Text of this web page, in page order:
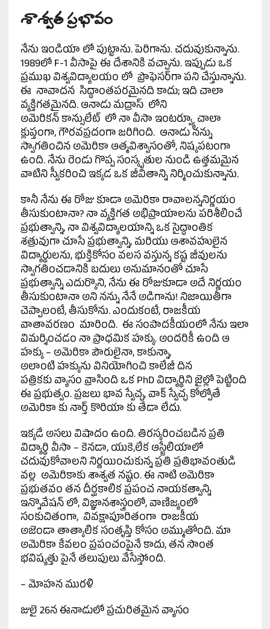
శాశ్వత ప్రభావం
నేను ఇండియా లో పుట్టాను. పెరిగాను. చదువుకున్నాను.
1989లో F-1 వీసాపై ఈ దేశానికి వచ్చాను. ఇప్పుడు ఒక
ప్రముఖ విశ్వవిద్యాలయం లో ప్రొఫెసర్‌గా పని చేస్తున్నాను.
ఈ నావాదన సిద్ధాంతపరమైనది కాదు; ఇది చాలా
వ్యక్తిగతమైనది. ఆనాడు మద్రాస్ లోని
అమెరికన్ కాన్సులేట్ లో నా వీసా ఇంటర్వ్యూ చాలా
క్లుప్తంగా, గౌరవప్రదంగా జరిగింది. ఆనాడు నన్ను
స్వాగతించిన అమెరికా ఆత్మవిశ్వాసంతో, నిష్కపటంగా
ఉంది. నేను రెండు గొప్ప సంస్కృతుల నుండి ఉత్తమమైన
వాటిని స్వీకరించి ఇక్కడ ఒక జీవితాన్ని నిర్మించుకున్నాను.
కానీ నేను ఈ రోజు కూడా అమెరికా రావాలన్ననిర్ణయం
తీసుకుంటానా? నా వ్యక్తిగత అభిప్రాయాలను పరిశీలించే
ప్రభుత్వాన్ని, నా విశ్వవిద్యాలయాన్ని ఒక సైద్ధాంతిక
శత్రువుగా చూసే ప్రభుత్వాన్ని, మరియు ఆశావహులైన
విద్యార్థులను, భుక్తికోసం వలస వస్తున్న కష్ట జీవులను
స్వాగతించడానికి బదులు అనుమానంతో చూసే
ప్రభుత్వాన్ని ఎదుర్కొని, నేను ఈ రోజుకూడా అదే నిర్ణయం
తీసుకుంటానా అని నన్ను నేనే అడిగాను! నిజాయితీగా
చెప్పాలంటే, తీసుకోను. ఎందుకంటే, రాజకీయ
వాతావరణం మారింది. ఈ సంపాదకీయంలో నేను ఇలా
విమర్శించడం నా ప్రాధమిక హక్కు. అందరికీ ఉంది ఆ
హక్కు – అమెరికా పౌరులైనా, కాకున్నా,
అలాంటి హక్కును వినియోగించి కాలేజీ దిన
పత్రికకు వ్యాసం వ్రాసింది ఒక PhD విద్యార్థిని జైల్లో పెట్టింది
ఈ ప్రభుత్వం. ప్రజలు భావ స్వేచ్ఛ, వాక్ స్వేచ్ఛ కోల్పోతే
అమెరికా కు నార్త్ కొరియా కు తేడా లేదు.
ఇక్కడే అసలు విషాదం ఉంది. తిరస్కరించబడిన ప్రతి
విద్యార్థి వీసా – కెనడా, యుకె,లేక ఆస్ట్రేలియాలో
చదువుకోవాలని నిర్ణయించుకున్న ప్రతి ప్రతిభావంతుడి
వల్ల అమెరికాకు శాశ్వత నష్టం. ఈ నాటి అమెరికా
ప్రభుతవం తన దీర్ఘకాలిక ప్రపంచ నాయకత్వాన్ని
ఇన్నొవేషన్ లో, విజ్ఞానశాస్త్రంలో, వాణిజ్యంలో
సంకుచితంగా, వివక్షాపూరితంగా రాజకీయ
అజెండా తాత్కాలిక సంతృప్తి కోసం అమ్ముతోంది. మా
అమెరికా కేవలం ప్రపంచంపైనే కాదు, తన సొంత
భవిష్యత్తు పైనే తలుపులు వేసేస్తోంది.
– మోహన మురళి
జులై 26న ఈనాడులో ప్రచురితమైన వ్యాసం